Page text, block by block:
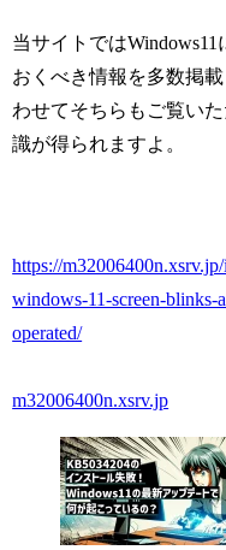
当サイトでは
おくべき情報を多数掲
わせてそちらもご覧い
識が得られますよ。
https://
windows-11-screen-blinks-
operated/
m32006400n.xsrv.jp